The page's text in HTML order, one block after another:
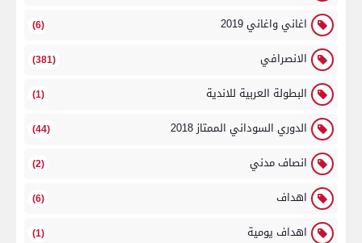
اغاني واغاني 2019 (6)
الانصرافي (381)
البطولة العربية للاندية (1)
الدوري السوداني الممتاز 2018 (44)
انصاف مدني (2)
اهداف (6)
اهداف يومية (1)